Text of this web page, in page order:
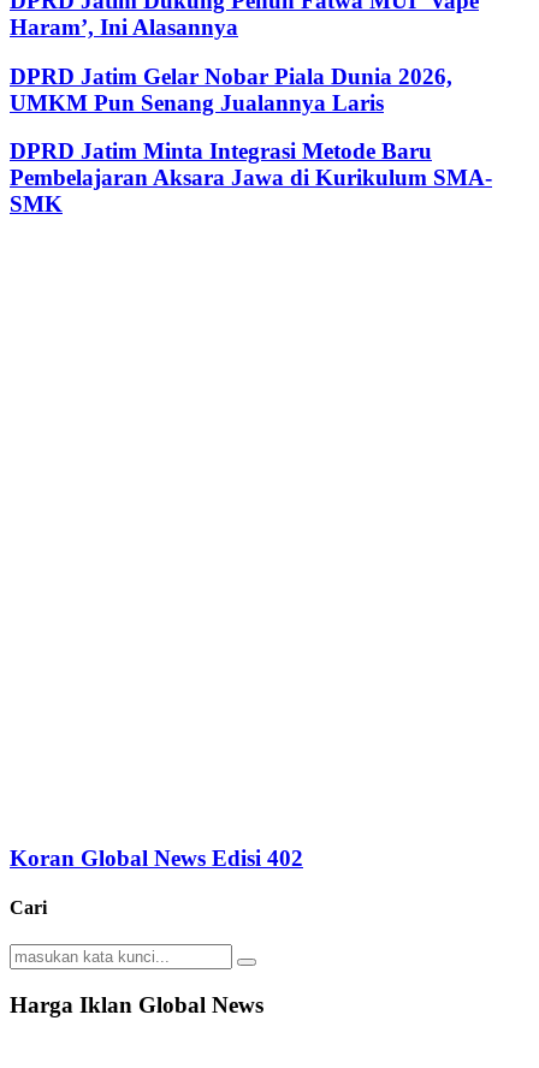
Haram’, Ini Alasannya
DPRD Jatim Gelar Nobar Piala Dunia 2026,
UMKM Pun Senang Jualannya Laris
DPRD Jatim Minta Integrasi Metode Baru
Pembelajaran Aksara Jawa di Kurikulum SMA-
SMK
Koran Global News Edisi 402
Cari
Search
for:
Search
Harga Iklan Global News